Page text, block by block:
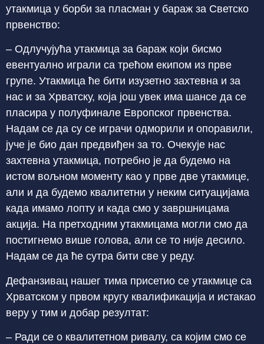
утакмица у борби за пласман у бараж за Светско
првенство:
– Одлучујућа утакмица за бараж који бисмо
евентуално играли са трећом екипом из прве
групе. Утакмица ће бити изузетно захтевна и за
нас и за Хрватску, која још увек има шансе да се
пласира у полуфинале Европског првенства.
Надам се да су се играчи одморили и опоравили,
јуче је био дан предвиђен за то. Очекује нас
захтевна утакмица, потребно је да будемо на
истом вољном моменту као у прве две утакмице,
али и да будемо квалитетни у неким ситуацијама
када имамо лопту и када смо у завршницама
акција. На претходним утакмицама могли смо да
постигнемо више голова, али се то није десило.
Надам се да ће сутра бити све у реду.
Дефанзивац нашег тима присетио се утакмице са
Хрватском у првом кругу квалификација и истакао
веру у тим и добар резултат:
– Ради се о квалитетном ривалу, са којим смо се